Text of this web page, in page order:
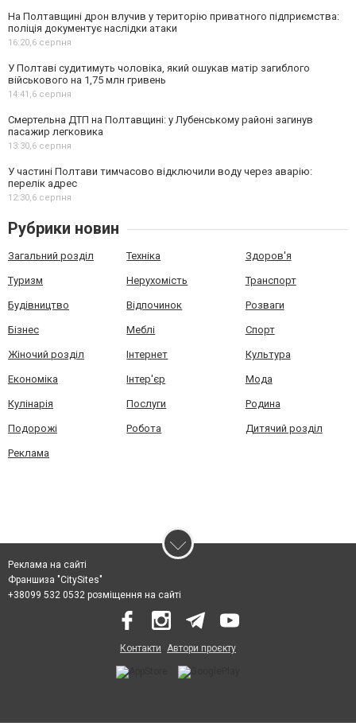
На Полтавщині дрон влучив у територію приватного підприємства:
поліція документує наслідки атаки
16:20, 6 серпня
У Полтаві судитимуть чоловіка, який ошукав матір загиблого
військового на 1,75 млн гривень
14:41, 6 серпня
Смертельна ДТП на Полтавщині: у Лубенському районі загинув
пасажир легковика
13:30, 6 серпня
У частині Полтави тимчасово відключили воду через аварію:
перелік адрес
12:30, 6 серпня
Рубрики новин
Загальний розділ Техніка Здоров'я
Туризм Нерухомість Транспорт
Будівництво Відпочинок Розваги
Бізнес Меблі Спорт
Жіночий розділ Інтернет Культура
Економіка Інтер'єр Мода
Кулінарія Послуги Родина
Подорожі Робота Дитячий розділ
Реклама
Реклама на сайті
Франшиза "CitySites"
+38099 532 0532 розміщення на сайті
Контакти Автори проєкту